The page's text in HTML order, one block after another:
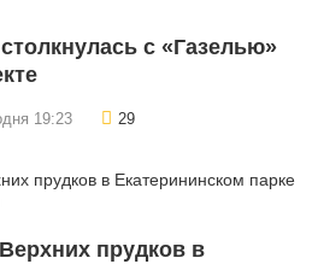
с «Газелью»
19:23 29
прудков в